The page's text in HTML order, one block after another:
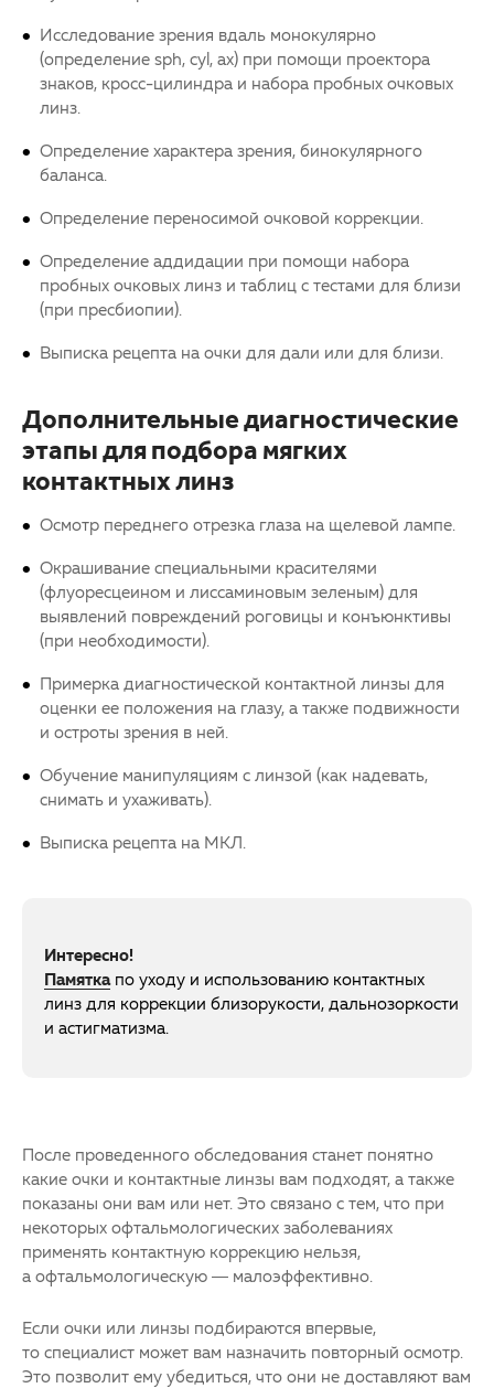
Исследование зрения вдаль монокулярно
(определение sph, cyl, ax) при помощи проектора
знаков, кросс-цилиндра и набора пробных очковых
линз.
Определение характера зрения, бинокулярного
баланса.
Определение переносимой очковой коррекции.
Определение аддидации при помощи набора
пробных очковых линз и таблиц с тестами для близи
(при пресбиопии).
Выписка рецепта на очки для дали или для близи.
Дополнительные диагностические
этапы для подбора мягких
контактных линз
Осмотр переднего отрезка глаза на щелевой лампе.
Окрашивание специальными красителями
(флуоресцеином и лиссаминовым зеленым) для
выявлений повреждений роговицы и конъюнктивы
(при необходимости).
Примерка диагностической контактной линзы для
оценки ее положения на глазу, а также подвижности
и остроты зрения в ней.
Обучение манипуляциям с линзой (как надевать,
снимать и ухаживать).
Выписка рецепта на МКЛ.
Интересно!
Памятка по уходу и использованию контактных
линз для коррекции близорукости, дальнозоркости
и астигматизма.
После проведенного обследования станет понятно
какие очки и контактные линзы вам подходят, а также
показаны они вам или нет. Это связано с тем, что при
некоторых офтальмологических заболеваниях
применять контактную коррекцию нельзя,
а офтальмологическую — малоэффективно.
Если очки или линзы подбираются впервые,
то специалист может вам назначить повторный осмотр.
Это позволит ему убедиться, что они не доставляют вам